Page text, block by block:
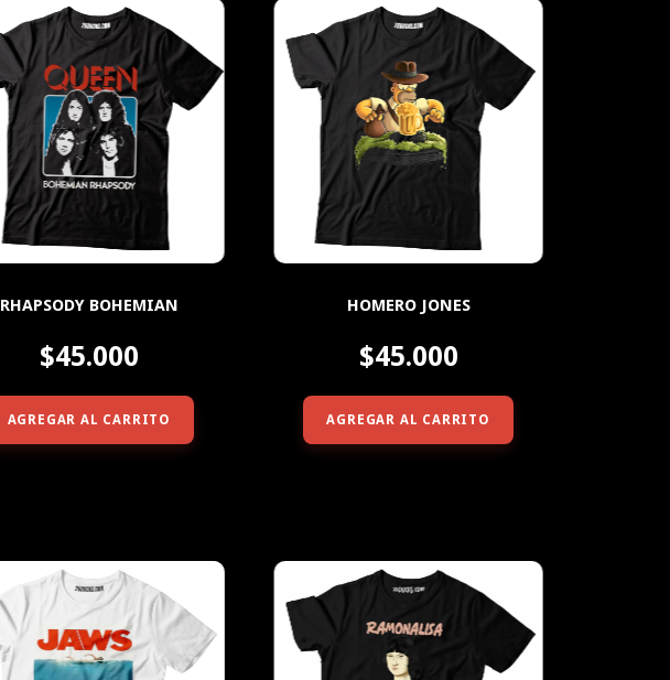
RHAPSODY BOHEMIAN
$45.000
AGREGAR AL CARRITO
HOMERO JONES
$45.000
AGREGAR AL CARRITO